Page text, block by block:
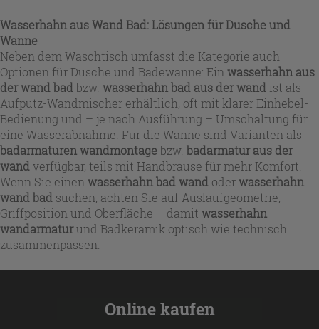
Wasserhahn aus Wand Bad: Lösungen für Dusche und
Wanne
Neben dem Waschtisch umfasst die Kategorie auch
Optionen für Dusche und Badewanne: Ein wasserhahn aus
der wand bad bzw. wasserhahn bad aus der wand ist als
Aufputz-Wandmischer erhältlich, oft mit klarer Einhebel-
Bedienung und – je nach Ausführung – Umschaltung für
eine Wasserabnahme. Für die Wanne sind Varianten als
badarmaturen wandmontage bzw. badarmatur aus der
wand verfügbar, teils mit Handbrause für mehr Komfort.
Wenn Sie einen wasserhahn bad wand oderwasserhahn
wand bad suchen, achten Sie auf Auslaufgeometrie,
Griffposition und Oberfläche – damit wasserhahn
wandarmaturund Badkeramik optisch wie technisch
zusammenpassen.
Online kaufen